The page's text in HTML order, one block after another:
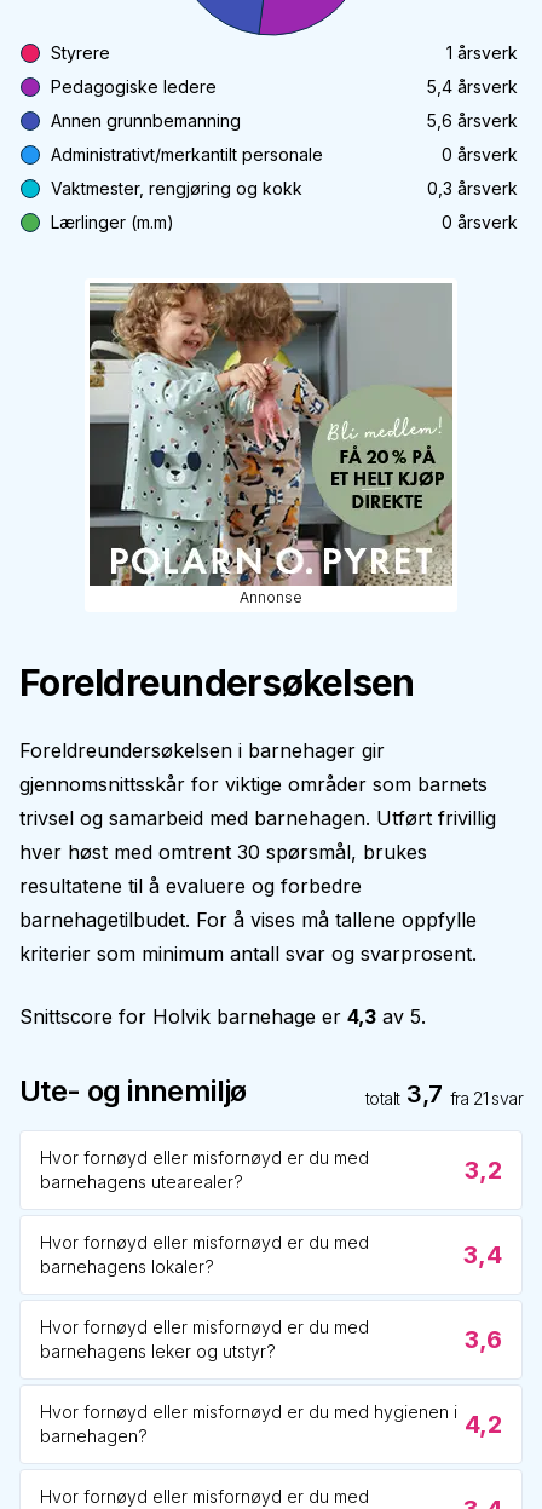
Styrere 1 årsverk
Pedagogiske ledere
5,4 årsverk
Annen grunnbemanning
5,6 årsverk
Administrativt/merkantilt personale
0 årsverk
Vaktmester, rengjøring og kokk
0,3 årsverk
Lærlinger (m.m)
0 årsverk
Annonse
Foreldreundersøkelsen
Foreldreundersøkelsen i barnehager gir
gjennomsnittsskår for viktige områder som barnets
trivsel og samarbeid med barnehagen. Utført frivillig
hver høst med omtrent 30 spørsmål, brukes
resultatene til å evaluere og forbedre
barnehagetilbudet. For å vises må tallene oppfylle
kriterier som minimum antall svar og svarprosent.
Snittscore for Holvik barnehage er 4,3 av 5.
Ute- og innemiljø totalt 3,7 fra 21 svar
Hvor fornøyd eller misfornøyd er du med
barnehagens utearealer?
3,2
Hvor fornøyd eller misfornøyd er du med
barnehagens lokaler?
3,4
Hvor fornøyd eller misfornøyd er du med
barnehagens leker og utstyr?
3,6
Hvor fornøyd eller misfornøyd er du med hygienen i
barnehagen?
4,2
Hvor fornøyd eller misfornøyd er du med